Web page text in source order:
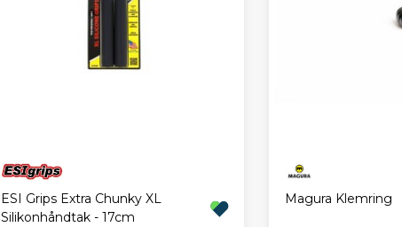
ESI Grips Extra Chunky XL
Silikonhåndtak - 17cm
Magura Klemring